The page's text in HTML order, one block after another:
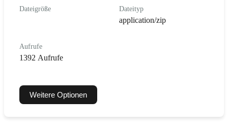
Dateigröße Dateityp
application/zip
Aufrufe
1392 Aufrufe
Weitere Optionen